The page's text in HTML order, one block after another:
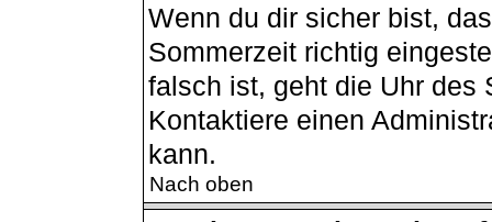
Wenn du dir sicher bist,
Sommerzeit richtig
falsch ist, geht die Uhr des
Kontaktiere einen
kann.
Nach oben